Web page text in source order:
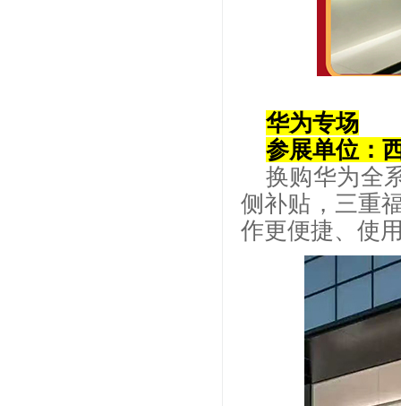
华为专场
参展单位：
换购华为全
侧补贴，三重
作更便捷、使